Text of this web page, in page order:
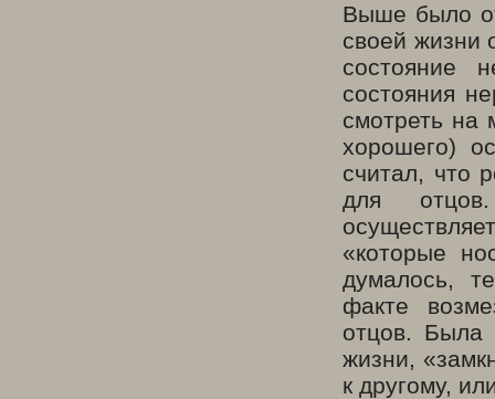
Выше было
своей жизни
состояние
состояния
смотреть на
хорошего)
считал, что
для
«которые
думалось,
факте
отцов. Была
жизни,
к другому,